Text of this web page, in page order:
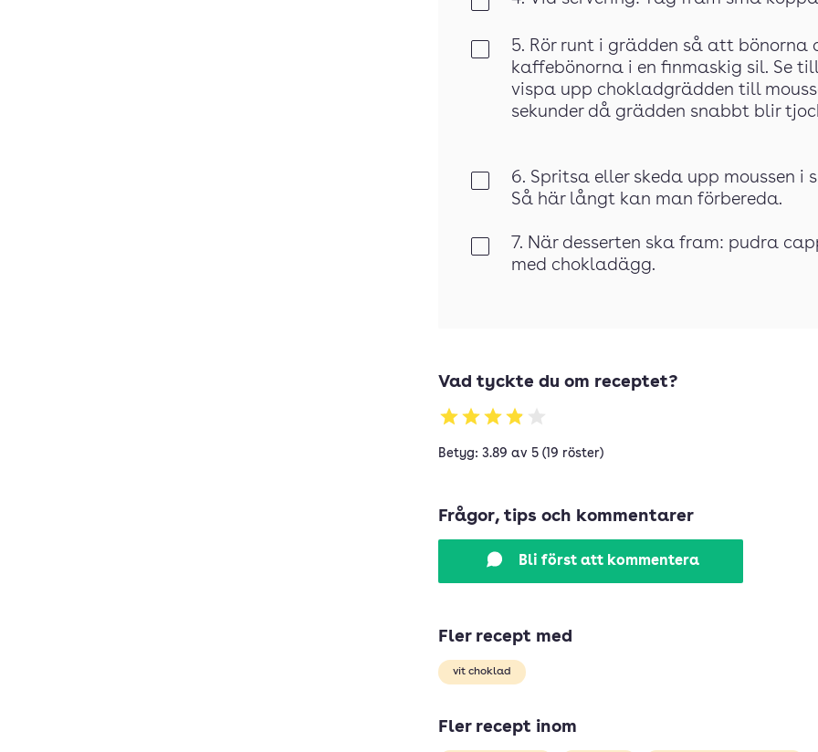
5. Rör runt i grädden så att bönorna
kaffebönorna i en finmaskig sil. Se
vispa upp chokladgrädden till
sekunder då grädden snabbt blir
6. Spritsa eller skeda upp moussen
Så här långt kan man förbereda.
7. När desserten ska fram: pudra
med chokladägg.
Vad tyckte du om receptet?
Betyg: 3.89 av 5 (19 röster)
Frågor, tips och kommentarer
Bli först att kommentera
Fler recept med
vit choklad
Fler recept inom